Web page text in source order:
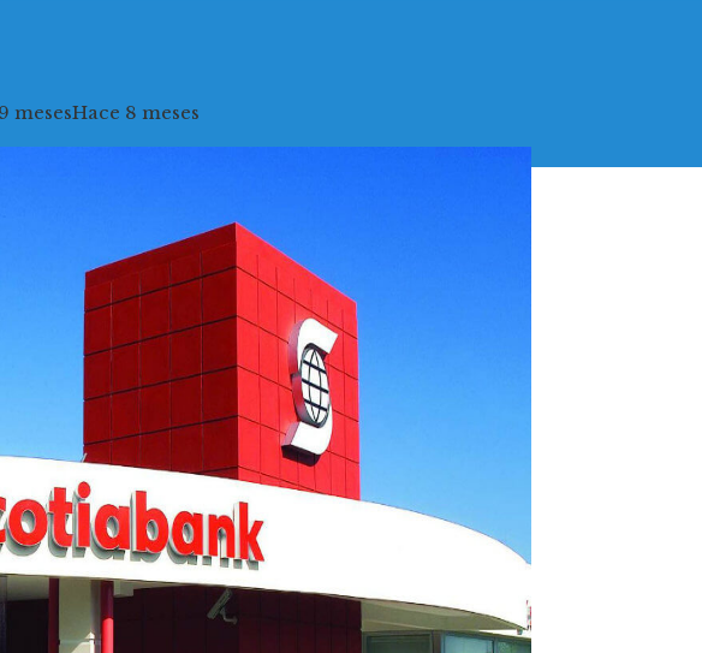
mesesHace 8 meses